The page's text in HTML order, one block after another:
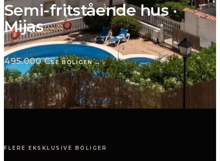
Semi-fritstående hus·
Mijas
495.000 €SE BOLIGEN →
FLERE EKSKLUSIVE BOLIGER